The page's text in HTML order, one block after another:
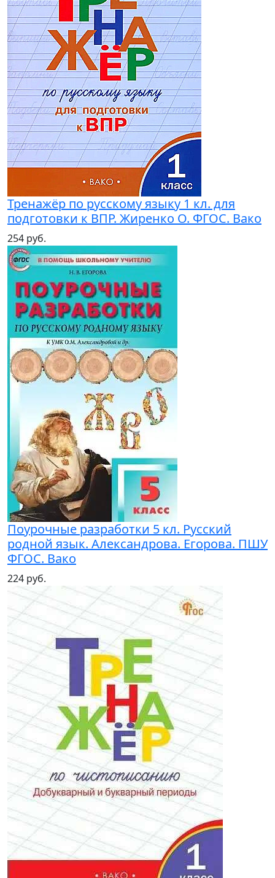
Тренажёр по русскому языку 1 кл. для
подготовки к ВПР. Жиренко О. ФГОС. Вако
254 руб.
Поурочные разработки 5 кл. Русский
родной язык. Александрова. Егорова. ПШУ
ФГОС. Вако
224 руб.